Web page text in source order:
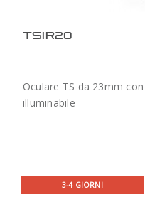
TSIR20
Oculare TS da 23mm
illuminabile
3-4 GIORNI